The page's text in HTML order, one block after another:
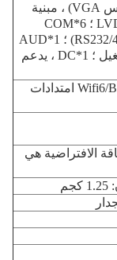
60Hz ؛ 1*VGA ((مبنية في دبوس VGA) ، مبنية
في GPIO 8-way ، مبنية في LVDS ؛ 6*COM
RS232 (COM1-2 يدعم RS232/422/485) ؛ 1*AUD
على متن ALC269 ؛ 1*زر التشغيل ؛ 1*DC ، يدعم
1*M.2، دعم Wifi6/Bluetooth / 4G / 5G امتدادات
الطاقة الافتراضية هي